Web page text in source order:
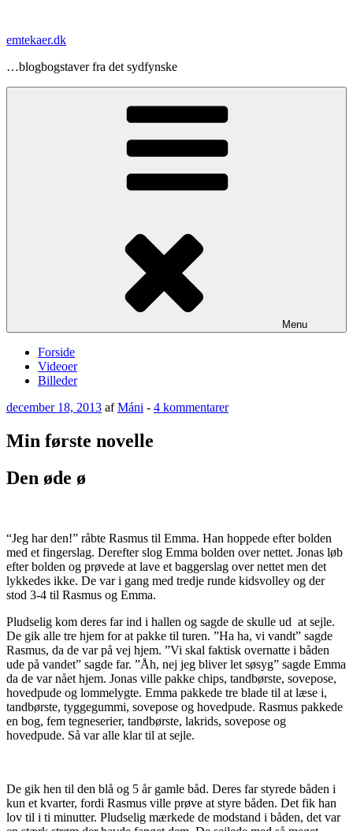
indhold
emtekaer.dk
…blogbogstaver fra det sydfynske
Menu
Forside
Videoer
Billeder
Udgivet
december 18, 2013 afMáni - 4 kommentarertil
Min første novelle
Den øde ø
“Jeg har den!” råbte Rasmus til Emma. Han hoppede efter bolden
med et fingerslag. Derefter slog Emma bolden over nettet. Jonas løb
efter bolden og prøvede at lave et baggerslag over nettet men det
lykkedes ikke. De var i gang med tredje runde kidsvolley og der
stod 3-4 til Rasmus og Emma.
Pludselig kom deres far ind i hallen og sagde de skulle ud at sejle.
De gik alle tre hjem for at pakke til turen. ”Ha ha, vi vandt” sagde
Rasmus, da de var på vej hjem. ”Vi skal faktisk overnatte i båden
ude på vandet” sagde far. ”Åh, nej jeg bliver let søsyg” sagde Emma
da de var nået hjem. Jonas ville pakke chips, tandbørste, sovepose,
hovedpude og lommelygte. Emma pakkede tre blade til at læse i,
tandbørste, tyggegummi, sovepose og hovedpude. Rasmus pakkede
en bog, fem tegneserier, tandbørste, lakrids, sovepose og
hovedpude. Så var alle klar til at sejle.
De gik hen til den blå og 5 år gamle båd. Deres far styrede båden i
kun et kvarter, fordi Rasmus ville prøve at styre båden. Det fik han
lov til i ti minutter. Pludselig mærkede de modstand i båden, det var